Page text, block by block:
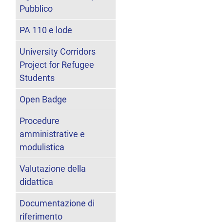
Pubblico
PA 110 e lode
University Corridors
Project for Refugee
Students
Open Badge
Procedure
amministrative e
modulistica
Valutazione della
didattica
Documentazione di
riferimento